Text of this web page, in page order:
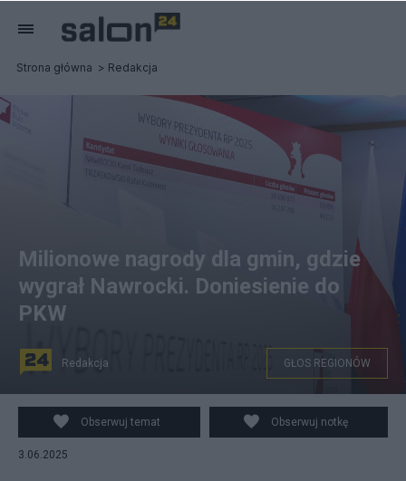
Strona główna Redakcja
Wybory prezydenta RP - II tura. Konferencja PKW w
Warszawie, 2 bm. PKW ogłosiła oficjalnie, że wybory
prezydenckie wygrał Karol Nawrocki, uzyskując 50,89
proc. głosów; Rafał Trzaskowski uzyskał 49,11 proc.
Milionowe nagrody dla gmin, gdzie
wygrał Nawrocki. Doniesienie do
PKW
Redakcja GŁOS REGIONÓW
Obserwuj temat Obserwuj notkę
3.06.2025